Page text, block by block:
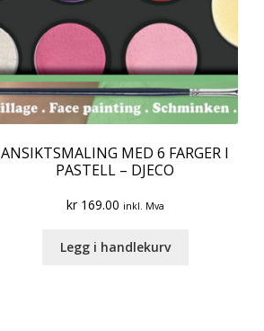
ANSIKTSMALING MED 6 FARGER I
PASTELL – DJECO
kr169.00 inkl. Mva
Legg i handlekurv